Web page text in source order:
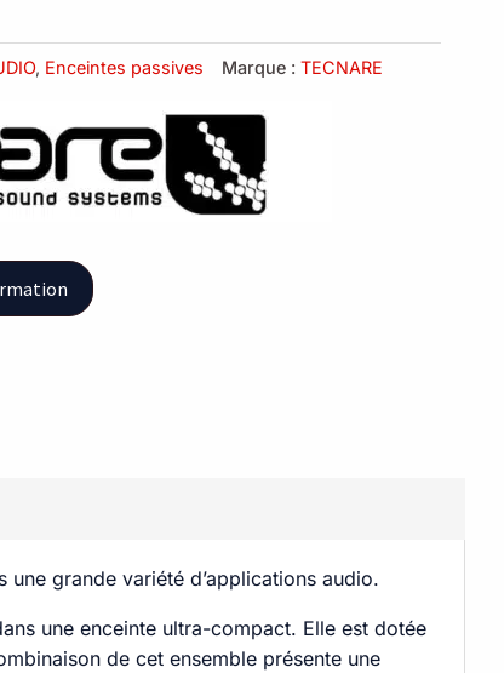
, Enceintes passives Marque : TECNARE
grande variété d’applications audio.
une enceinte ultra-compact. Elle est dotée
de cet ensemble présente une